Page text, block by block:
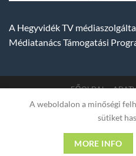
A Hegyvidék TV
Médiatanács Támogatási
FŐOLDAL
Copyright 2007-2026 ©
Műsorszolgáltató Kft. |
utca 2. fszt. | Cg. 01-09-882523 |
A weboldalon a minőségi
sütiket
MORE INFO